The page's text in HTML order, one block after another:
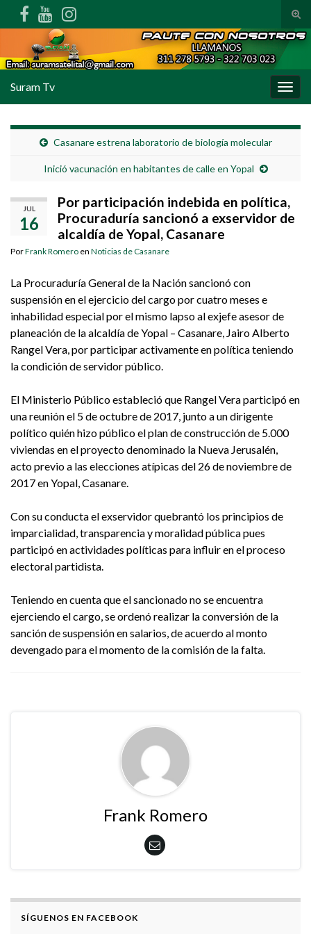
Suram Tv
Casanare estrena laboratorio de biología molecular
Inició vacunación en habitantes de calle en Yopal
JUL
16
Por participación indebida en política,
Procuraduría sancionó a exservidor de
alcaldía de Yopal, Casanare
PorFrank Romero en Noticias de Casanare
La Procuraduría General de la Nación sancionó con
suspensión en el ejercicio del cargo por cuatro meses e
inhabilidad especial por el mismo lapso al exjefe asesor de
planeación de la alcaldía de Yopal – Casanare, Jairo Alberto
Rangel Vera, por participar activamente en política teniendo
la condición de servidor público.
El Ministerio Público estableció que Rangel Vera participó en
una reunión el 5 de octubre de 2017, junto a un dirigente
político quién hizo público el plan de construcción de 5.000
viviendas en el proyecto denominado la Nueva Jerusalén,
acto previo a las elecciones atípicas del 26 de noviembre de
2017 en Yopal, Casanare.
Con su conducta el exservidor quebrantó los principios de
imparcialidad, transparencia y moralidad pública pues
participó en actividades políticas para influir en el proceso
electoral partidista.
Teniendo en cuenta que el sancionado no se encuentra
ejerciendo el cargo, se ordenó realizar la conversión de la
sanción de suspensión en salarios, de acuerdo al monto
devengado para el momento de la comisión de la falta.
Frank Romero
SÍGUENOS EN FACEBOOK